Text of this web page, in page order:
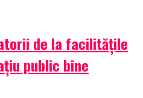
de la facilitățile
public bine